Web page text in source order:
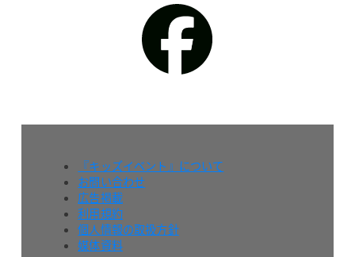
『キッズイベント』について
お問い合わせ
広告掲載
利用規約
個人情報の取扱方針
媒体資料